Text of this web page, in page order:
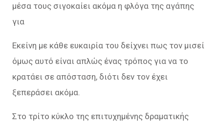
μέσα τους σιγοκαίει ακόμα η φλόγα της αγάπης
για
Εκείνη με κάθε ευκαιρία του δείχνει πως τον μισεί
όμως αυτό είναι απλώς ένας τρόπος για να το
κρατάει σε απόσταση, διότι δεν τον έχει
ξεπεράσει ακόμα.
Στο τρίτο κύκλο της επιτυχημένης δραματικής